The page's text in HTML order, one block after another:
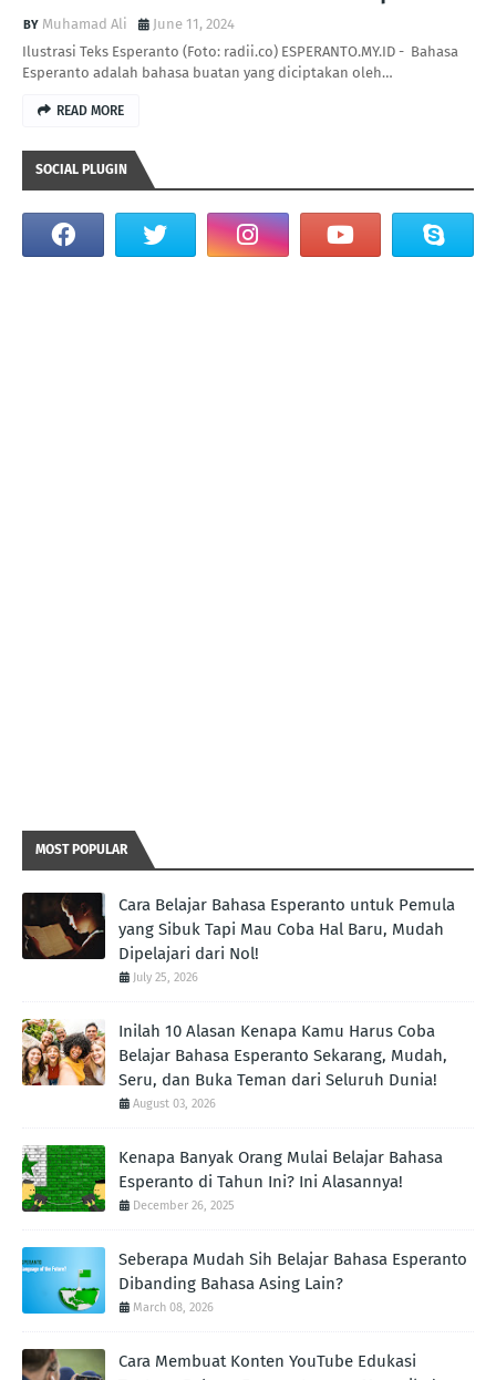
Muhamad Ali
June 11, 2024
Ilustrasi Teks Esperanto (Foto: radii.co) ESPERANTO.MY.ID - Bahasa
Esperanto adalah bahasa buatan yang diciptakan oleh…
READ MORE
SOCIAL PLUGIN
MOST POPULAR
Cara Belajar Bahasa Esperanto untuk Pemula
yang Sibuk Tapi Mau Coba Hal Baru, Mudah
Dipelajari dari Nol!
July 25, 2026
Inilah 10 Alasan Kenapa Kamu Harus Coba
Belajar Bahasa Esperanto Sekarang, Mudah,
Seru, dan Buka Teman dari Seluruh Dunia!
August 03, 2026
Kenapa Banyak Orang Mulai Belajar Bahasa
Esperanto di Tahun Ini? Ini Alasannya!
December 26, 2025
Seberapa Mudah Sih Belajar Bahasa Esperanto
Dibanding Bahasa Asing Lain?
March 08, 2026
Cara Membuat Konten YouTube Edukasi